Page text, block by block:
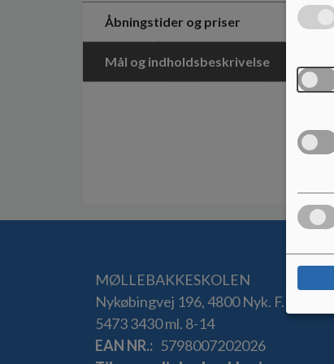
Åbningstider og priser
Mål og indholdsbeskrivelse
MØLLEBAKKESKOLEN
Nykøbingvej 196, 4800 Nyk. F.
5473 3430 ml. 8-14
EAN NR.
5798007202026